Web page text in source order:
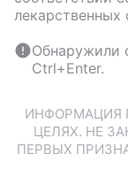
лекарственных
Обнаружили
Ctrl+Enter.
ИНФОРМАЦИЯ
ЦЕЛЯХ. НЕ
ПЕРВЫХ